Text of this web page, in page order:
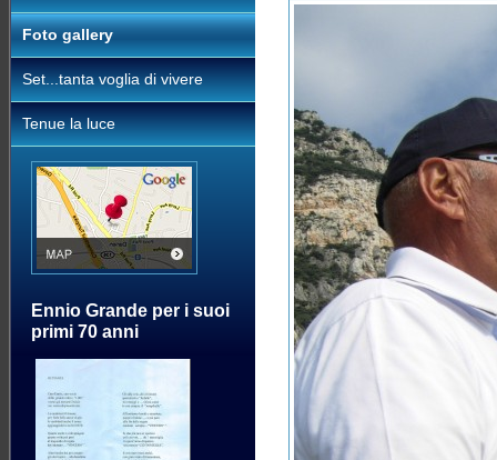
Foto gallery
Set...tanta voglia di vivere
Tenue la luce
Ennio Grande per i suoi
primi 70 anni